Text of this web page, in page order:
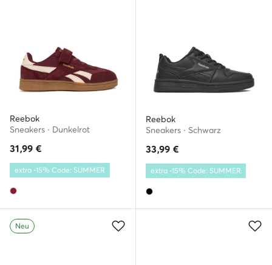
Reebok
Sneakers · Dunkelrot
31,99 €
extra -15% Code: SUMMER
Reebok
Sneakers · Schwarz
33,99 €
extra -15% Code: SUMMER
Neu